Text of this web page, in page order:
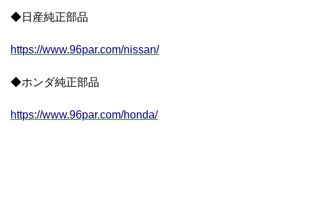
◆日産純正部品
https://www.96par.com/nissan/
◆ホンダ純正部品
https://www.96par.com/honda/